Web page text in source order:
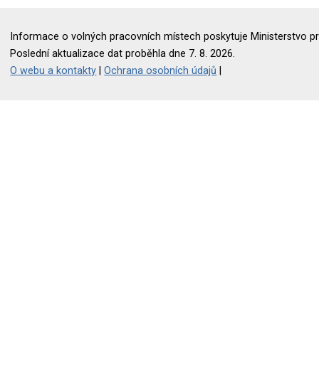
Informace o volných pracovních místech poskytuje Ministerstvo
Poslední aktualizace dat proběhla dne 7. 8. 2026.
O webu a kontakty |Ochrana osobních údajů